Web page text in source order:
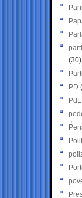
(30)
PD
PdL